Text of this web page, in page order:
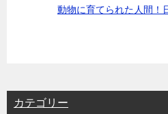
動物に育てられた人間！
カテゴリー